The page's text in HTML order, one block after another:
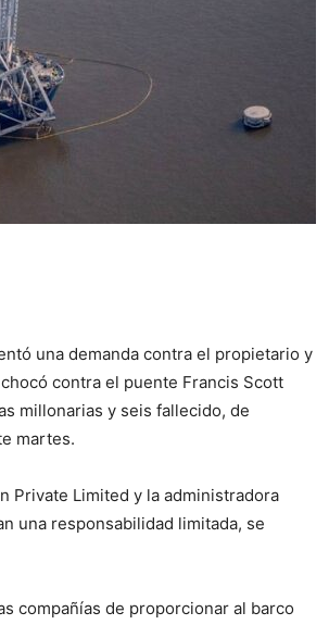
una demanda contra el propietario y
contra el puente Francis Scott
millonarias y seis fallecido, de
martes.
Private Limited y la administradora
una responsabilidad limitada, se
compañías de proporcionar al barco